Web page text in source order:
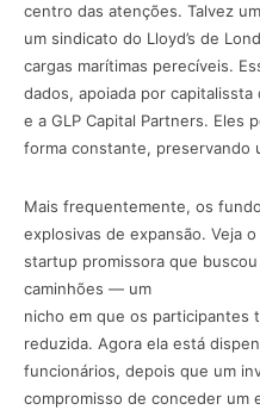
centro das atenções. Talvez
um sindicato do Lloyd’s de
cargas marítimas perecíveis.
dados, apoiada por
e a GLP Capital Partners. Eles
forma constante, preservando
Mais frequentemente, os
explosivas de expansão. Veja
startup promissora que
caminhões — um
nicho em que os participantes
reduzida. Agora ela está
funcionários, depois que um
compromisso de conceder um